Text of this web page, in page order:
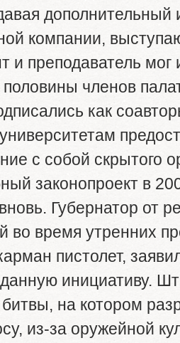
дополнительный
компании,
и преподаватель мог
членов
как
с собой скрытого
законопроект в
Губернатор от
во время утренних
пистолет,
инициативу.
на котором
из-за оружейной